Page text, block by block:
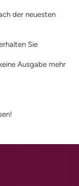
Prüfung
Übungstest
1
der neuesten
Sie
Ausgabe mehr